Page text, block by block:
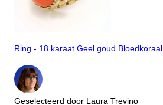
Ring - 18 karaat Geel goud Bloedkoraal
Geselecteerd door Laura Trevino